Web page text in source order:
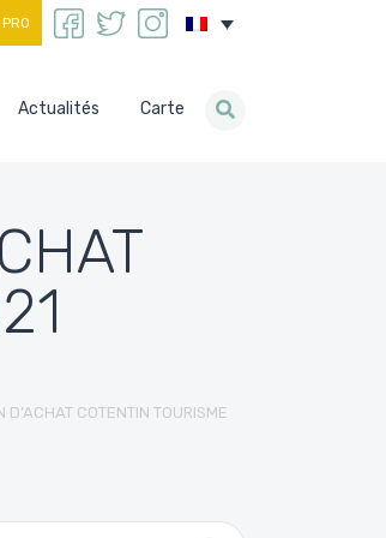
Actualités Carte
COTENTIN TOURISME